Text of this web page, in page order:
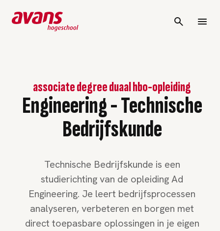
Engineering - Technische
Bedrijfskunde
associate degree duaal hbo-opleiding
Technische Bedrijfskunde is een
studierichting van de opleiding Ad
Engineering. Je leert bedrijfsprocessen
analyseren, verbeteren en borgen met
direct toepasbare oplossingen in je eigen